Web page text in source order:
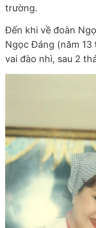
trường.
Đến khi về đoàn
Ngọc Đáng (năm
vai đào nhì, sau 2